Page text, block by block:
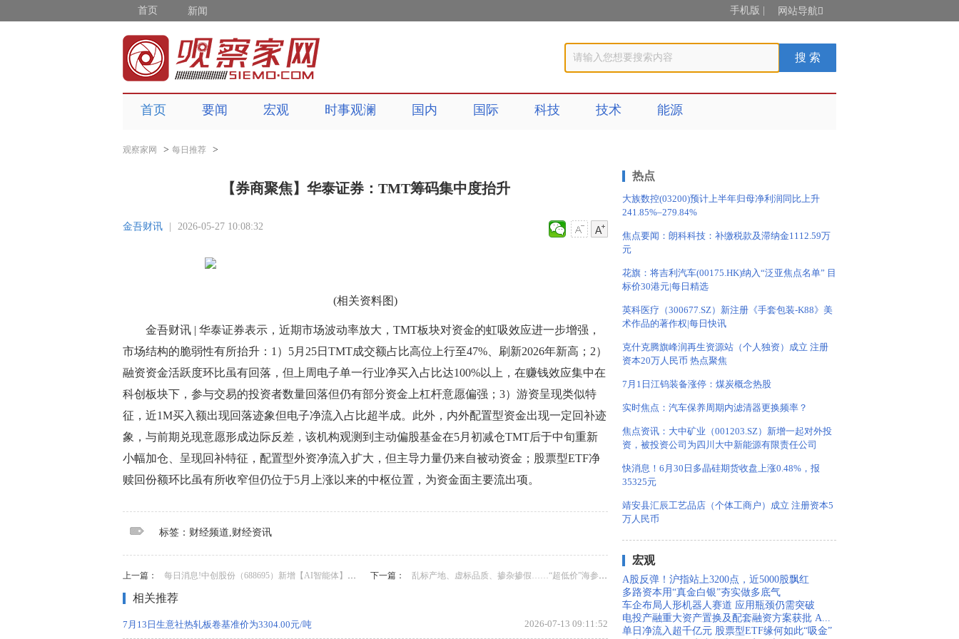
首页 新闻 手机版 网站导航
首页 要闻 宏观 时事观澜 国内 国际 科技 技术 能源
观察家网 > 每日推荐 >
【券商聚焦】华泰证券：TMT筹码集中度抬升
金吾财讯 2026-05-27 10:08:32
(相关资料图)
金吾财讯 | 华泰证券表示，近期市场波动率放大，TMT板块对资金的虹吸效应进一步增强，
市场结构的脆弱性有所抬升：1）5月25日TMT成交额占比高位上行至47%、刷新2026年新高；2）
融资资金活跃度环比虽有回落，但上周电子单一行业净买入占比达100%以上，在赚钱效应集中在
科创板块下，参与交易的投资者数量回落但仍有部分资金上杠杆意愿偏强；3）游资呈现类似特
征，近1M买入额出现回落迹象但电子净流入占比超半成。此外，内外配置型资金出现一定回补迹
象，与前期兑现意愿形成边际反差，该机构观测到主动偏股基金在5月初减仓TMT后于中旬重新
小幅加仓、呈现回补特征，配置型外资净流入扩大，但主导力量仍来自被动资金；股票型ETF净
赎回份额环比虽有所收窄但仍位于5月上涨以来的中枢位置，为资金面主要流出项。
标签：财经频道,财经资讯
上一篇： 每日消息!中创股份（688695）新增【AI智能体】概念 下一篇： 乱标产地、虚标品质、掺杂掺假……“超低价”海参何以横行市场
相关推荐
7月13日生意社热轧板卷基准价为3304.00元/吨 2026-07-13 09:11:52
热点
大族数控(03200)预计上半年归母净利润同比上升
241.85%–279.84%
焦点要闻：朗科科技：补缴税款及滞纳金1112.59万
元
花旗：将吉利汽车(00175.HK)纳入“泛亚焦点名单” 目
标价30港元|每日精选
英科医疗（300677.SZ）新注册《手套包装-K88》美
术作品的著作权|每日快讯
克什克腾旗峰润再生资源站（个人独资）成立 注册
资本20万人民币 热点聚焦
7月1日江钨装备涨停：煤炭概念热股
实时焦点：汽车保养周期内滤清器更换频率？
焦点资讯：大中矿业（001203.SZ）新增一起对外投
资，被投资公司为四川大中新能源有限责任公司
快消息！6月30日多晶硅期货收盘上涨0.48%，报
35325元
靖安县汇辰工艺品店（个体工商户）成立 注册资本5
万人民币
宏观
A股反弹！沪指站上3200点，近5000股飘红
多路资本用“真金白银”夯实做多底气
车企布局人形机器人赛道 应用瓶颈仍需突破
电投产融重大资产置换及配套融资方案获批 A...
单日净流入超千亿元 股票型ETF缘何如此“吸金”